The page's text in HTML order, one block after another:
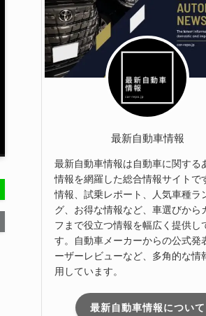
最新自動車情報
最新自動車情報は自動車に関する
情報を網羅した総合情報サイトで
情報、試乗レポート、人気車種ラ
グ、お得な情報など、車選びから
フまで役立つ情報を幅広く提供し
す。自動車メーカーからの公式発
ーザーレビューなど、多角的な情
用しています。
最新自動車情報について